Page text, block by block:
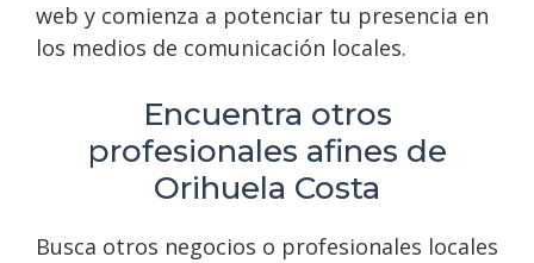
web y comienza a potenciar tu presencia en
los medios de comunicación locales.
Encuentra otros
profesionales afines de
Orihuela Costa
Busca otros negocios o profesionales locales